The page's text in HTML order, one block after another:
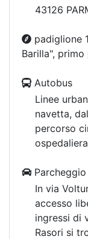
43126
padiglione
Barilla", primo
Autobus
Linee
navetta,
percorso
Parcheggio
In via
accesso
ingressi di
Rasori si